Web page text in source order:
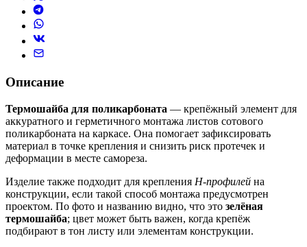
Описание
Термошайба для поликарбоната — крепёжный элемент для
аккуратного и герметичного монтажа листов сотового
поликарбоната на каркасе. Она помогает зафиксировать
материал в точке крепления и снизить риск протечек и
деформации в месте самореза.
Изделие также подходит для крепления Н-профилей на
конструкции, если такой способ монтажа предусмотрен
проектом. По фото и названию видно, что это зелёная
термошайба; цвет может быть важен, когда крепёж
подбирают в тон листу или элементам конструкции.